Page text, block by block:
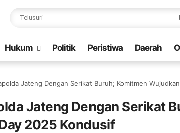
Hukum Politik Peristiwa Daerah
Jateng Dengan Serikat Buruh; Komitmen
Jateng Dengan Serikat
2025 Kondusif